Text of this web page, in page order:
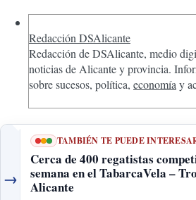
Redacción DSAlicante
Redacción de DSAlicante, medio
noticias de Alicante y provincia.
sobre sucesos, política, economíay
→
TAMBIÉN TE PUEDE
Cerca de 400 regatistas
semana en el TabarcaVela –
Alicante